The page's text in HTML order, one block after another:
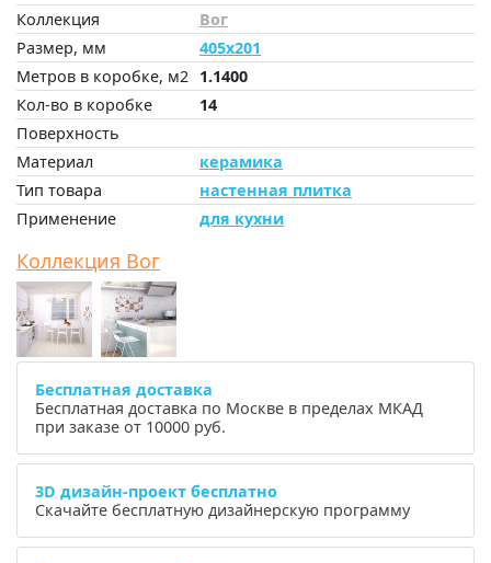
Коллекция
Вог
Размер, мм
405x201
Метров в коробке, м2 1.1400
Кол-во в коробке
14
Поверхность
Материал
керамика
Тип товара
настенная плитка
Применение
для кухни
Коллекция Вог
Бесплатная доставка
Бесплатная доставка по Москве в пределах МКАД
при заказе от 10000 руб.
3D дизайн-проект бесплатно
Скачайте бесплатную дизайнерскую программу